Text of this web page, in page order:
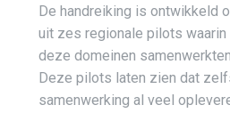
De handreiking is ontwikkeld
uit zes regionale pilots
deze domeinen
Deze pilots laten zien dat
samenwerking al veel